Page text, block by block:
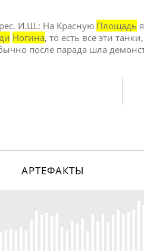
И.Ш.: На Красную Площадь
Ногина, то есть все эти
после парада шла
АРТЕФАКТЫ